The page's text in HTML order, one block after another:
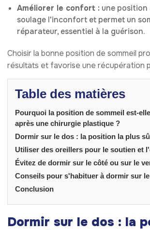
Améliorer le confort : une
soulage l'inconfort et permet un
réparateur, essentiel à la guérison.
Choisir la bonne position de sommeil
résultats et favorise une récupération
Table des matières
Pourquoi la position de sommeil est-
après une chirurgie plastique ?
Dormir sur le dos : la position la plus
Utiliser des oreillers pour le soutien et
Évitez de dormir sur le côté ou sur le
Conseils pour s'habituer à dormir sur
Conclusion
Dormir sur le dos : la